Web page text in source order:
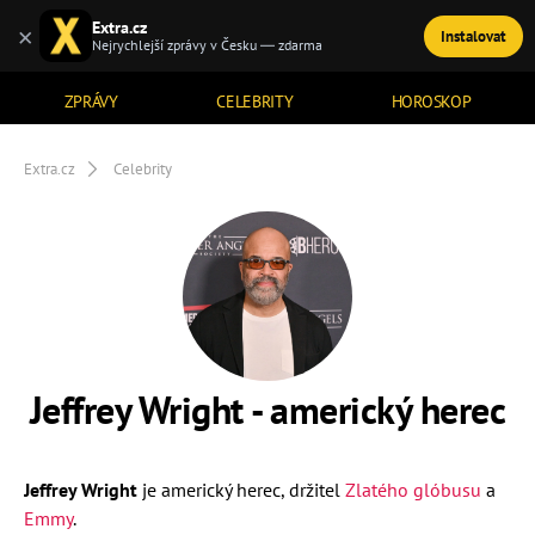
ZPRÁVY CELEBRITY HOROSKOP
TÉMATA
Extra.cz Celebrity
Jeffrey Wright - americký herec
Jeffrey Wright je americký herec, držitel Zlatého glóbusu a
Emmy.
× Extra.cz
Nejrychlejší zprávy v Česku — zdarma Instalovat